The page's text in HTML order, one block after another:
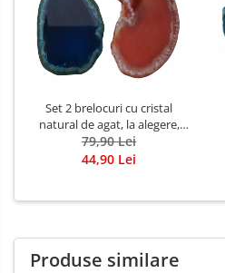
Set 2 brelocuri cu cristal
natural de agat, la alegere,
personalizate pentru zodii,
culori, chakre
79,90 Lei
44,90 Lei
Produse similare